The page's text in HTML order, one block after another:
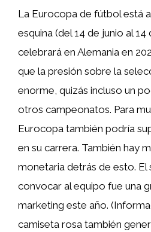
La Eurocopa de fútbol está
esquina (del 14 de junio al 14
celebrará en Alemania en
que la presión sobre la
enorme, quizás incluso un
otros campeonatos. Para
Eurocopa también podría
en su carrera. También hay
monetaria detrás de esto. El
convocar al equipo fue una
marketing este año.
camiseta rosa también